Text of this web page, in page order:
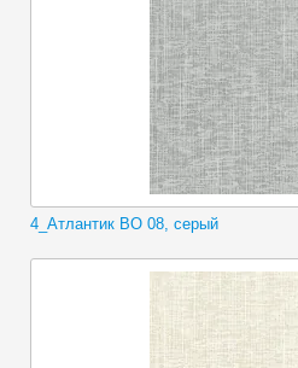
4_Атлантик ВО 08, серый